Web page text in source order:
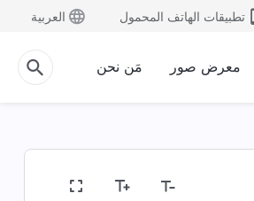
تطبيقات الهاتف المحمول العربية
معرض صور مَن نحن